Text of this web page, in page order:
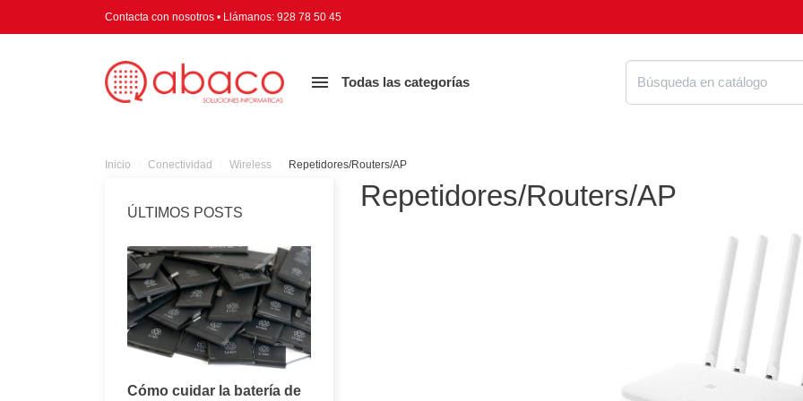
Contacta con nosotros • Llámanos: 928 78 50 45
 Todas las categorías
Inicio Conectividad Wireless Repetidores/Routers/AP
ÚLTIMOS POSTS
Cómo cuidar la batería de
Repetidores/Routers/AP